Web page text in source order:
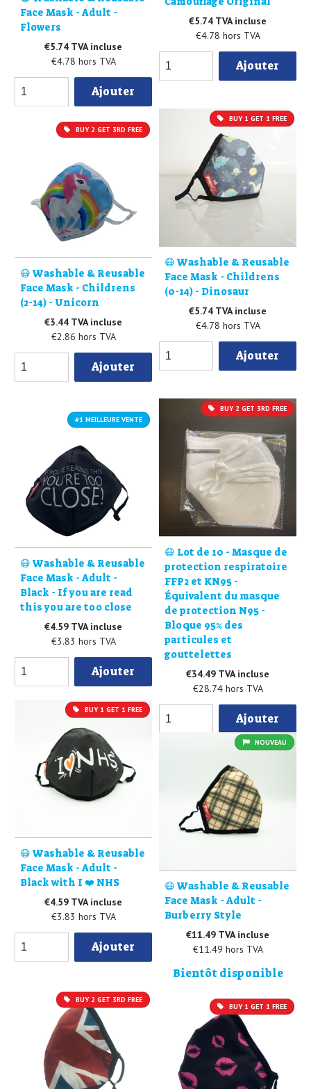
€5.74 TVA incluse
€4.78 hors TVA
Ajouter
Face Mask - Adult -
Flowers
€5.74 TVA incluse
€4.78 hors TVA
Ajouter
BUY 1 GET 1 FREE
😷 Washable & Reusable
Face Mask - Childrens
(0-14) - Dinosaur
€5.74 TVA incluse
€4.78 hors TVA
Ajouter
BUY 2 GET 3RD FREE
😷 Washable & Reusable
Face Mask - Childrens
(2-14) - Unicorn
€3.44 TVA incluse
€2.86 hors TVA
Ajouter
BUY 2 GET 3RD FREE
😷 Lot de 10 - Masque de
protection respiratoire
FFP2 et KN95 -
Équivalent du masque
de protection N95 -
Bloque 95% des
particules et
gouttelettes
€34.49 TVA incluse
€28.74 hors TVA
Ajouter
#1 MEILLEURE VENTE
😷 Washable & Reusable
Face Mask - Adult -
Black - If you are read
this you are too close
€4.59 TVA incluse
€3.83 hors TVA
Ajouter
BUY 1 GET 1 FREE
😷 Washable & Reusable
Face Mask - Adult -
Black with I ❤️ NHS
€4.59 TVA incluse
€3.83 hors TVA
Ajouter
NOUVEAU
😷 Washable & Reusable
Face Mask - Adult -
Burberry Style
€11.49 TVA incluse
€11.49 hors TVA
Bientôt disponible
BUY 2 GET 3RD FREE
BUY 1 GET 1 FREE